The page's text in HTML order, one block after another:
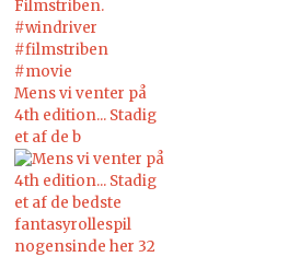
Mens vi venter på
4th edition... Stadig
et af de b